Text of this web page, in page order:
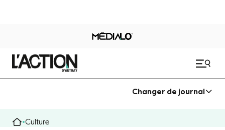
Changer de journal
Culture